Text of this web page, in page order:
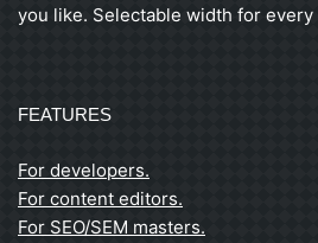
you like. Selectable width for every
FEATURES
For developers.
For content editors.
For SEO/SEM masters.